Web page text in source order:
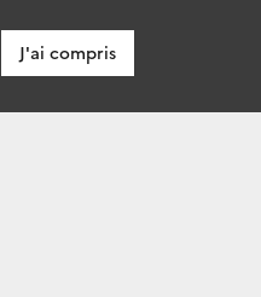
J'ai compris